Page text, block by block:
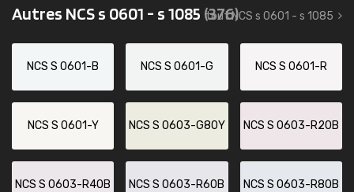
Autres NCS s 0601 - s 1085 (376)
tout NCS s 0601 - s 1085
NCS S 0601-B NCS S 0601-G NCS S 0601-R
NCS S 0601-Y NCS S 0603-G80Y NCS S 0603-R20B
NCS S 0603-R40B NCS S 0603-R60B NCS S 0603-R80B